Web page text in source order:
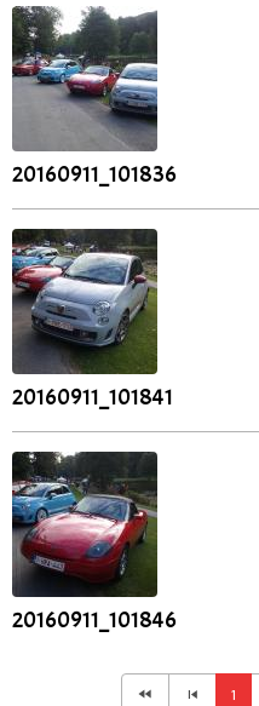
20160911_101836
20160911_101841
20160911_101846
1